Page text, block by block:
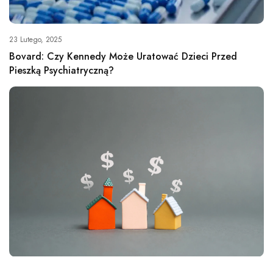
23 Lutego, 2025
Bovard: Czy Kennedy Może Uratować Dzieci Przed
Pieszką Psychiatryczną?